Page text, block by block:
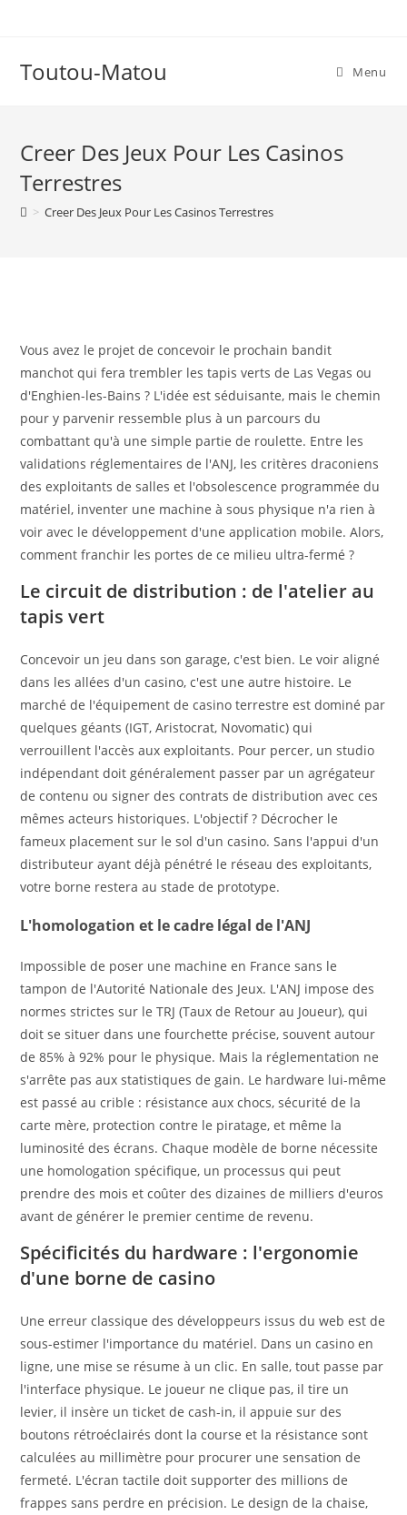
Toutou-Matou Menu
Creer Des Jeux Pour Les Casinos
Terrestres
> Creer Des Jeux Pour Les Casinos Terrestres
Vous avez le projet de concevoir le prochain bandit
manchot qui fera trembler les tapis verts de Las Vegas ou
d'Enghien-les-Bains ? L'idée est séduisante, mais le chemin
pour y parvenir ressemble plus à un parcours du
combattant qu'à une simple partie de roulette. Entre les
validations réglementaires de l'ANJ, les critères draconiens
des exploitants de salles et l'obsolescence programmée du
matériel, inventer une machine à sous physique n'a rien à
voir avec le développement d'une application mobile. Alors,
comment franchir les portes de ce milieu ultra-fermé ?
Le circuit de distribution : de l'atelier au
tapis vert
Concevoir un jeu dans son garage, c'est bien. Le voir aligné
dans les allées d'un casino, c'est une autre histoire. Le
marché de l'équipement de casino terrestre est dominé par
quelques géants (IGT, Aristocrat, Novomatic) qui
verrouillent l'accès aux exploitants. Pour percer, un studio
indépendant doit généralement passer par un agrégateur
de contenu ou signer des contrats de distribution avec ces
mêmes acteurs historiques. L'objectif ? Décrocher le
fameux placement sur le sol d'un casino. Sans l'appui d'un
distributeur ayant déjà pénétré le réseau des exploitants,
votre borne restera au stade de prototype.
L'homologation et le cadre légal de l'ANJ
Impossible de poser une machine en France sans le
tampon de l'Autorité Nationale des Jeux. L'ANJ impose des
normes strictes sur le TRJ (Taux de Retour au Joueur), qui
doit se situer dans une fourchette précise, souvent autour
de 85% à 92% pour le physique. Mais la réglementation ne
s'arrête pas aux statistiques de gain. Le hardware lui-même
est passé au crible : résistance aux chocs, sécurité de la
carte mère, protection contre le piratage, et même la
luminosité des écrans. Chaque modèle de borne nécessite
une homologation spécifique, un processus qui peut
prendre des mois et coûter des dizaines de milliers d'euros
avant de générer le premier centime de revenu.
Spécificités du hardware : l'ergonomie
d'une borne de casino
Une erreur classique des développeurs issus du web est de
sous-estimer l'importance du matériel. Dans un casino en
ligne, une mise se résume à un clic. En salle, tout passe par
l'interface physique. Le joueur ne clique pas, il tire un
levier, il insère un ticket de cash-in, il appuie sur des
boutons rétroéclairés dont la course et la résistance sont
calculées au millimètre pour procurer une sensation de
fermeté. L'écran tactile doit supporter des millions de
frappes sans perdre en précision. Le design de la chaise,